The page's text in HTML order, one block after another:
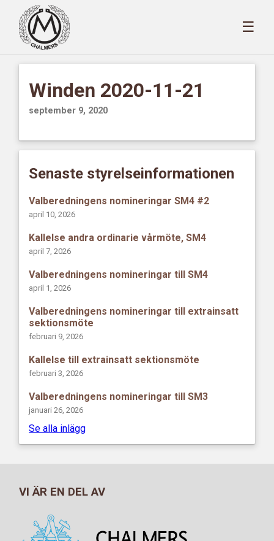
☰
Winden 2020-11-21
september 9, 2020
Senaste styrelseinformationen
Valberedningens nomineringar SM4 #2
april 10, 2026
Kallelse andra ordinarie vårmöte, SM4
april 7, 2026
Valberedningens nomineringar till SM4
april 1, 2026
Valberedningens nomineringar till extrainsatt
sektionsmöte
februari 9, 2026
Kallelse till extrainsatt sektionsmöte
februari 3, 2026
Valberedningens nomineringar till SM3
januari 26, 2026
Se alla inlägg
VI ÄR EN DEL AV